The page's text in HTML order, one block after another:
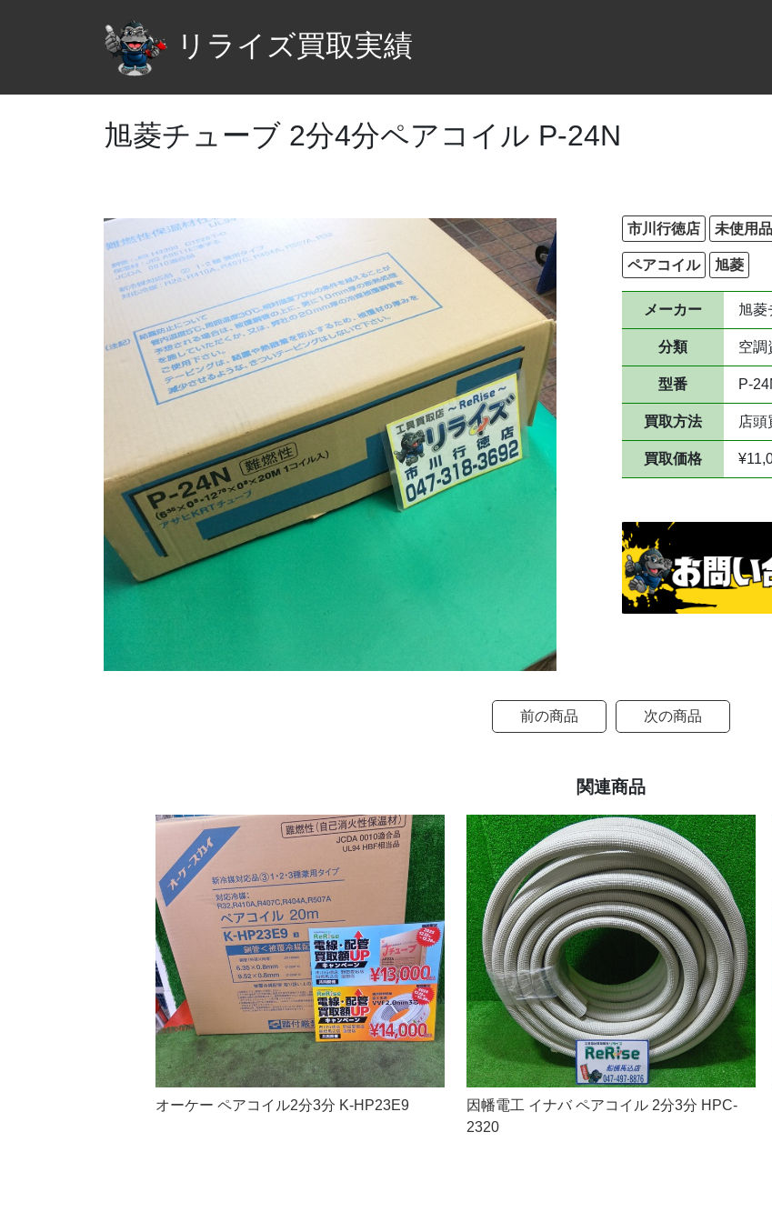
リライズ買取実績
旭菱チューブ 2分4分ペアコイル P-24N
市川行徳店 未使用品
ペアコイル 旭菱
メーカー 旭菱
分類 空調
型番 P-
買取方法 店頭
買取価格
前の商品 次の商品
関連商品
オーケー ペアコイル2分3分 K-HP23E9
因幡電工 イナバ ペアコイル 2分3分 HPC-
2320